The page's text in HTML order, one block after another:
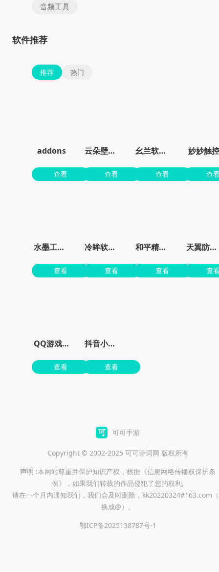
音频工具
软件推荐
推荐 热门
addons
查看
云朵壁纸app官方
查看
幺兰软件库
查看
妙妙触控
查
水墨工具箱
查看
冷眸软件库
查看
和平精英准星大师免费版
查看
天翼防骚扰增强版
查
QQ游戏大厅官方版下载安装
查看
抖音小游戏
查看
可可手游
Copyright © 2002-2025 可可诗词网 版权所有
声明 :本网站尊重并保护知识产权，根据《信息网络传播权保护条
例》，如果我们转载的作品侵犯了您的权利,
请在一个月内通知我们，我们会及时删除，kk20220324#163.com
换成@）。
鄂ICP备2025138787号-1